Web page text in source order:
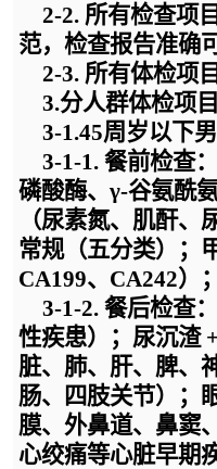
2-2. 所有检查项
范，检查报告准确
2-3. 所有体检项
3.分人群体检项
3-1.45周岁以下
3-1-1. 餐前检查
磷酸酶、 γ-谷氨酰
（尿素氮、肌酐、
常规（五分类）；
CA199、CA242）
3-1-2. 餐后检查
性疾患）；尿沉渣
脏、肺、肝、脾、
肠、四肢关节）；
膜、外鼻道、鼻窦
心绞痛等心脏早期